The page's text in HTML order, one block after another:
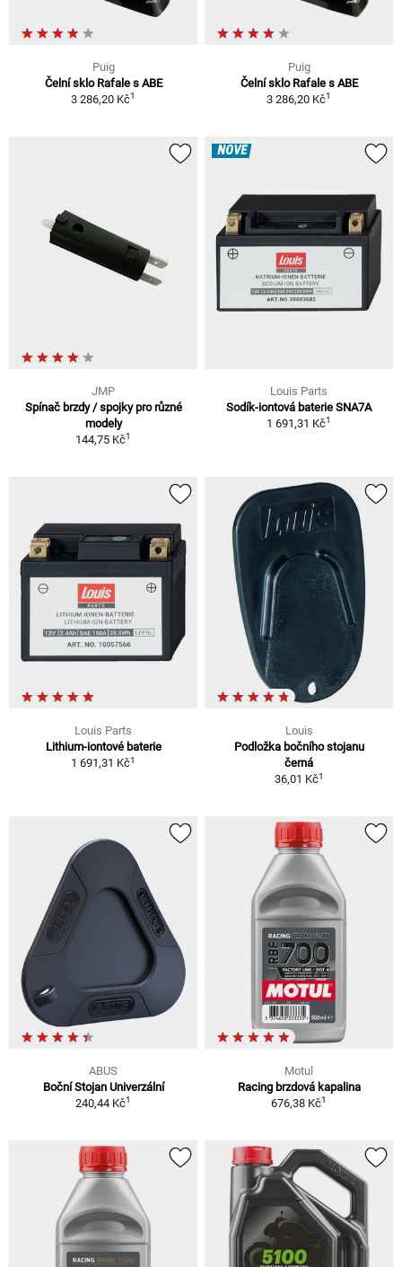
Puig
Čelní sklo Rafale s ABE
3 286,20 Kč1
Puig
Čelní sklo Rafale s ABE
3 286,20 Kč1
JMP
Spínač brzdy / spojky pro různé
modely
144,75 Kč1
NOVÉ
Louis Parts
Sodík-iontová baterie SNA7A
1 691,31 Kč1
Louis Parts
Lithium-iontové baterie
1 691,31 Kč1
Louis
Podložka bočního stojanu
černá
36,01 Kč1
ABUS
Boční Stojan Univerzální
240,44 Kč1
Motul
Racing brzdová kapalina
676,38 Kč1